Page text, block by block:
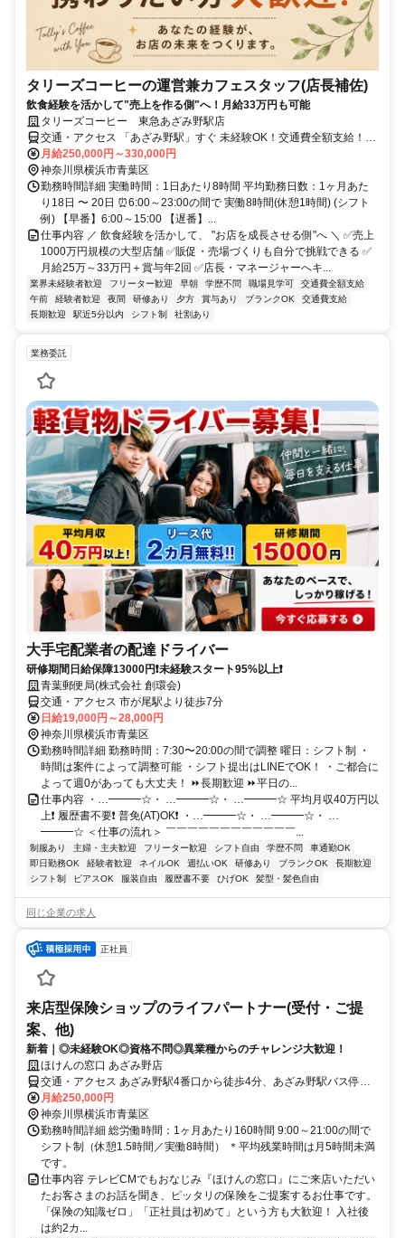
タリーズコーヒーの運営兼カフェスタッフ(店長補佐)
飲食経験を活かして"売上を作る側"へ！月給33万円も可能
タリーズコーヒー 東急あざみ野駅店
交通・アクセス 「あざみ野駅」すぐ 未経験OK！交通費全額支給！昇
給・賞与あり！社員割引あり
月給250,000円～330,000円
神奈川県横浜市青葉区
勤務時間詳細 実働時間：1日あたり8時間 平均勤務日数：1ヶ月あた
り18日 〜 20日 ⏰6:00～23:00の間で 実働8時間(休憩1時間) (シフト
例) 【早番】6:00～15:00 【遅番】...
仕事内容 ／ 飲食経験を活かして、 "お店を成長させる側"へ ＼ ✅売上
1000万円規模の大型店舗 ✅販促・売場づくりも自分で挑戦できる ✅
月給25万～33万円＋賞与年2回 ✅店長・マネージャーへキ...
業界未経験者歓迎 フリーター歓迎 早朝 学歴不問 職場見学可
交通費全額支給
午前
経験者歓迎 夜間 研修あり 夕方 賞与あり ブランクOK
交通費支給
長期歓迎
駅近5分以内 シフト制 社割あり
業務委託
大手宅配業者の配達ドライバー
研修期間日給保障13000円❗未経験スタート95%以上❗
青葉郵便局(株式会社 創環会)
交通・アクセス 市が尾駅より徒歩7分
日給19,000円～28,000円
神奈川県横浜市青葉区
勤務時間詳細 勤務時間：7:30〜20:00の間で調整 曜日：シフト制 ・
時間は案件によって調整可能 ・シフト提出はLINEでOK！ ・ご都合に
よって週0があっても大丈夫！ ⏩長期歓迎 ⏩平日の...
仕事内容 ・…━━━☆・ …━━━☆・ …━━━☆ 平均月収40万円以
上❗ 履歴書不要❗ 普免(AT)OK❗ ・…━━━☆・ …━━━☆・ …
━━━☆ ＜仕事の流れ＞ ￣￣￣￣￣￣￣￣￣￣￣￣...
制服あり 主婦・主夫歓迎 フリーター歓迎 シフト自由 学歴不問
車通勤OK
即日勤務OK
経験者歓迎 ネイルOK 週払いOK 研修あり ブランクOK
長期歓迎
シフト制
ピアスOK 服装自由 履歴書不要 ひげOK 髪型・髪色自由
同じ企業の求人
正社員
来店型保険ショップのライフパートナー(受付・ご提
案、他)
新着｜◎未経験OK◎資格不問◎異業種からのチャレンジ大歓迎！
ほけんの窓口 あざみ野店
交通・アクセス あざみ野駅4番口から徒歩4分、あざみ野駅バス停か
ら徒歩4分
月給250,000円
神奈川県横浜市青葉区
勤務時間詳細 総労働時間：1ヶ月あたり160時間 9:00～21:00の間で
シフト制（休憩1.5時間／実働8時間） ＊平均残業時間は月5時間未満
です。
仕事内容 テレビCMでもおなじみ『ほけんの窓口』にご来店いただい
たお客さまのお話を聞き、ピッタリの保険をご提案するお仕事です。
「保険の知識ゼロ」「正社員は初めて」という方も大歓迎！ 入社後
は約2カ...